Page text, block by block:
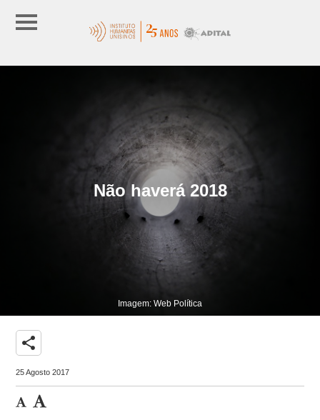
Não haverá 2018
Imagem: Web Política
share
25 Agosto 2017